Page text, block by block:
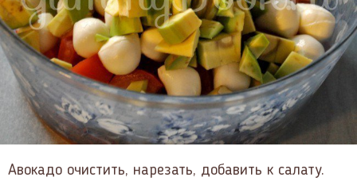
Авокадо очистить, нарезать, добавить к салату.